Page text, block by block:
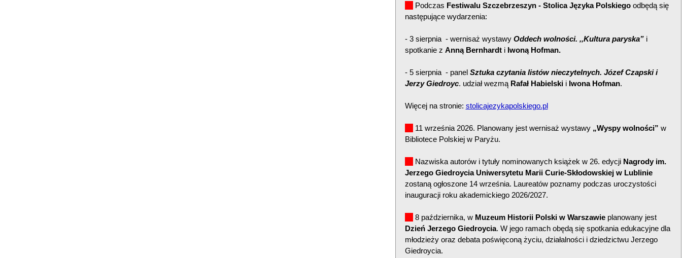
Podczas Festiwalu Szczebrzeszyn - Stolica Języka Polskiegoodbędą się
następujące wydarzenia:
- 3 sierpnia - wernisaż wystawy Oddech wolności. ,,Kultura paryska” i
spotkanie z Anną Bernhardti Iwoną Hofman.
- 5 sierpnia - panel Sztuka czytania listów nieczytelnych. Józef Czapski i
Jerzy Giedroyc. udział wezmą Rafał HabielskiiIwona Hofman.
Więcej na stronie: stolicajezykapolskiego.pl
11 września 2026. Planowany jest wernisaż wystawy „Wyspy wolności” w
Bibliotece Polskiej w Paryżu.
Nazwiska autorów i tytuły nominowanych książek w 26. edycji Nagrody im.
Jerzego Giedroycia Uniwersytetu Marii Curie-Skłodowskiej w Lublinie
zostaną ogłoszone 14 września. Laureatów poznamy podczas uroczystości
inauguracji roku akademickiego 2026/2027.
8 października, w Muzeum Historii Polski w Warszawieplanowany jest
Dzień Jerzego Giedroycia. W jego ramach obędą się spotkania edukacyjne dla
młodzieży oraz debata poświęconą życiu, działalności i dziedzictwu Jerzego
Giedroycia.